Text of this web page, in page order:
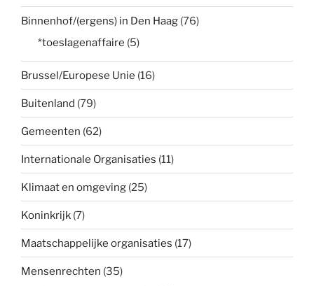
Binnenhof/(ergens) in Den Haag (76)
*toeslagenaffaire (5)
Brussel/Europese Unie (16)
Buitenland (79)
Gemeenten (62)
Internationale Organisaties (11)
Klimaat en omgeving (25)
Koninkrijk (7)
Maatschappelijke organisaties (17)
Mensenrechten (35)